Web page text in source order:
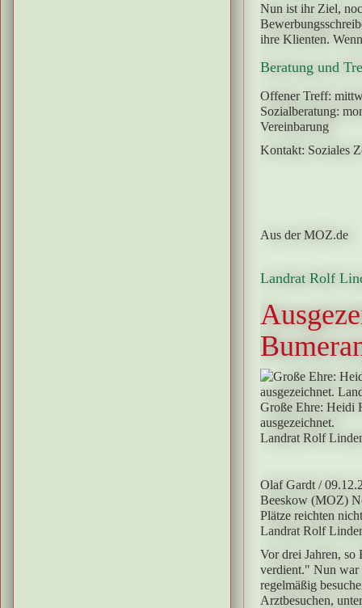
Nun ist ihr Ziel,
ihre Klienten.
Beratung und
Offener Treff:
Sozialberatung:
Vereinbarung
Kontakt: Soziales
Aus der MOZ.de
Landrat Rolf
Große Ehre: Heidi
ausgezeichnet.
Landrat Rolf
Olaf Gardt /
Beeskow (MOZ)
Plätze reichten
Landrat Rolf
Vor drei Jahren,
verdient." Nun war
regelmäßig
Arztbesuchen,